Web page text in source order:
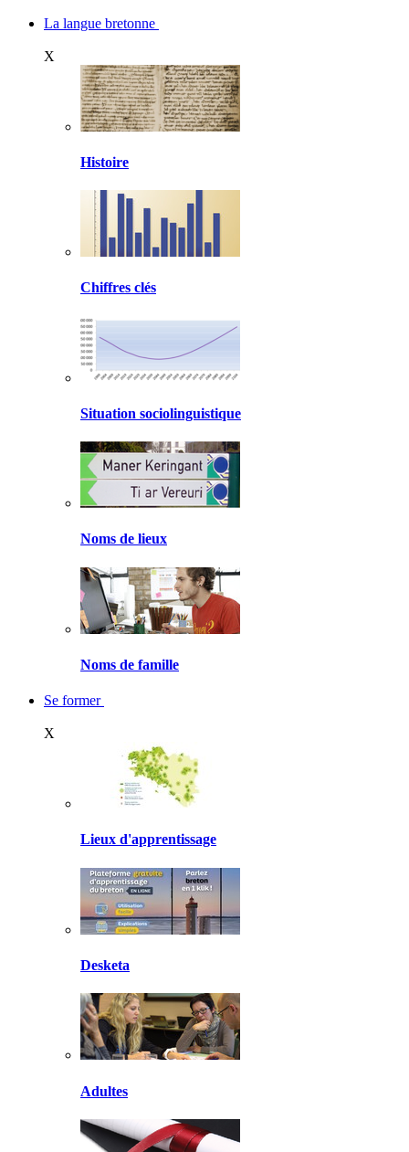
La langue bretonne
X
Histoire
Chiffres clés
Situation sociolinguistique
Noms de lieux
Noms de famille
Se former
X
Lieux d'apprentissage
Desketa
Adultes